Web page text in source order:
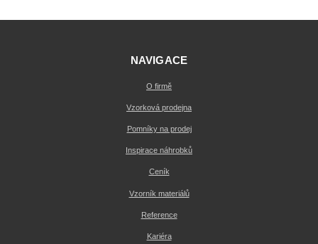
NAVIGACE
O firmě
Vzorková prodejna
Pomníky na prodej
Inspirace náhrobků
Ceník
Vzorník materiálů
Reference
Kariéra